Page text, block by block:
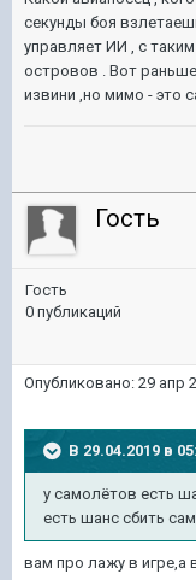
секунды боя
управляет ИИ , с
островов . Вот
извини ,но мимо - это
Гость
Гость
0 публикаций
Опубликовано: 29 апр
В 29.04.2019 в
у самолётов есть
есть шанс сбить
вам про лажу в